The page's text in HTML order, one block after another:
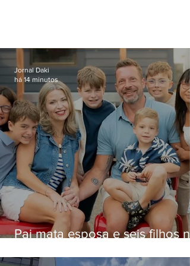
Pai mata esposa e seis filhos
Jornal Daki
há 14 minutos